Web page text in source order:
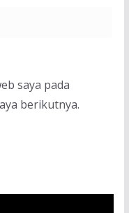
saya pada
berikutnya.